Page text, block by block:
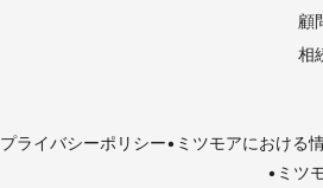
顧
相
プライバシーポリシー ミツモアにおける
ミツ